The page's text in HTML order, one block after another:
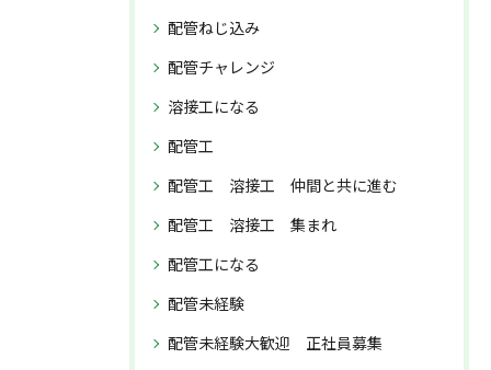
配管ねじ込み
配管チャレンジ
溶接工になる
配管工
配管工 溶接工 仲間と共に進む
配管工 溶接工 集まれ
配管工になる
配管未経験
配管未経験大歓迎 正社員募集